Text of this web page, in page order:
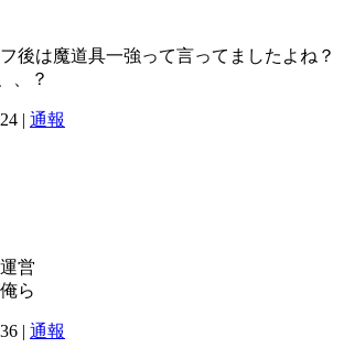
後は魔道具一強って言ってましたよね？
、？
| 通報
営
ら
| 通報